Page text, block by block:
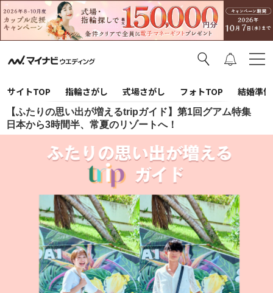
サイトTOP 指輪さがし 式場さがし フォトTOP 結婚準
【ふたりの思い出が増えるtripガイド】第1回グアム特集
日本から3時間半、常夏のリゾートへ！